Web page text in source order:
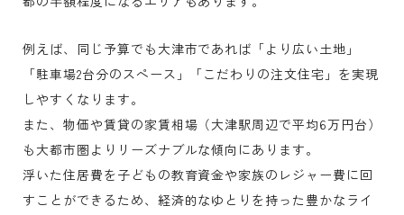
例えば、同じ予算でも大津市であれば「より広い土地」
「駐車場2台分のスペース」「こだわりの注文住宅」を実現
しやすくなります。
また、物価や賃貸の家賃相場（大津駅周辺で平均6万円台）
も大都市圏よりリーズナブルな傾向にあります。
浮いた住居費を子どもの教育資金や家族のレジャー費に回
すことができるため、経済的なゆとりを持った豊かなライ